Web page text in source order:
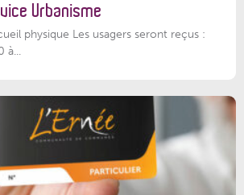
Urbanisme
physique Les usagers seront reçus :